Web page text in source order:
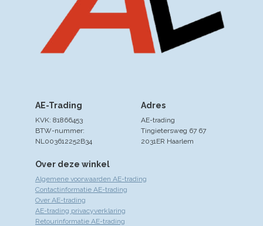
Over deze winkel
Algemene voorwaarden AE-trading
Contactinformatie AE-trading
Over AE-trading
AE-trading privacyverklaring
Retourinformatie AE-trading
Adres
AE-trading
Tingietersweg 67 67
2031ER Haarlem
AE-Trading
KVK: 81866453
BTW-nummer:
NL003612252B34